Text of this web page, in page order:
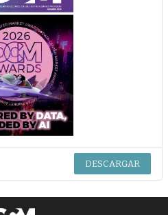
DESCARGAR